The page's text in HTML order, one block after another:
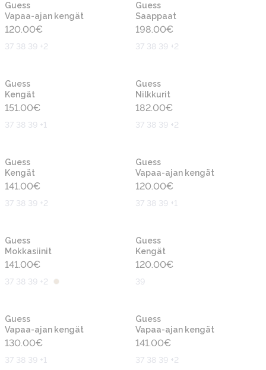
Guess
Vapaa-ajan kengät
120.00€
37 38 39 +2
Guess
Saappaat
198.00€
37 38 39 +2
Guess
Kengät
151.00€
37 38 39 +1
Guess
Nilkkurit
182.00€
37 38 39 +2
Guess
Kengät
141.00€
37 38 39 +2
Guess
Vapaa-ajan kengät
120.00€
37 38 39 +1
Guess
Mokkasiinit
141.00€
37 38 39 +2
Guess
Kengät
120.00€
39
Guess
Vapaa-ajan kengät
130.00€
37 38 39 +1
Guess
Vapaa-ajan kengät
141.00€
37 38 39 +2